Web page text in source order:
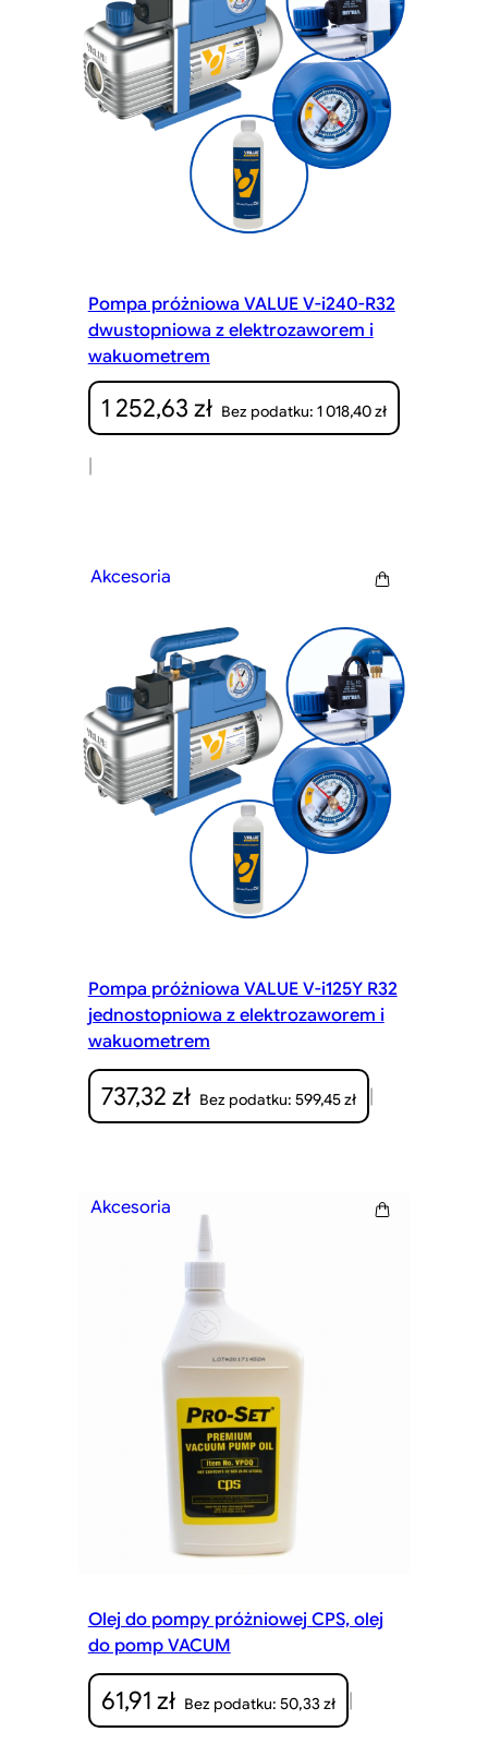
Pompa próżniowa VALUE V-i240-R32
dwustopniowa z elektrozaworem i
wakuometrem
1 252,63 zł Bez podatku: 1 018,40zł
|
Akcesoria
Pompa próżniowa VALUE V-i125Y R32
jednostopniowa z elektrozaworem i
wakuometrem
737,32 zł Bez podatku: 599,45zł |
Akcesoria
Olej do pompy próżniowej CPS, olej
do pomp VACUM
61,91 zł Bez podatku: 50,33 zł |